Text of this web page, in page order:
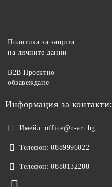
Политика за защита
на личните данни
B2B Проектно
обзавеждане
Информация за контакти:
Имейл: office@n-art.bg
Телефон: 0889996022
Телефон: 0888132288